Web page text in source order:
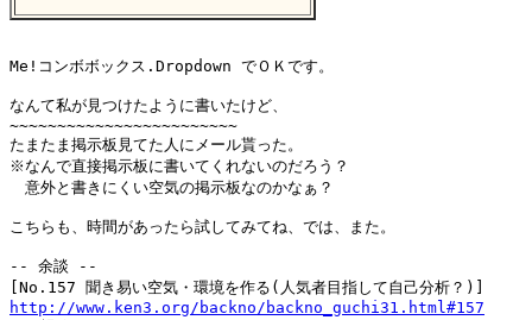
Me!コンボボックス.Dropdown でＯＫです。
なんて私が見つけたように書いたけど、
~~~~~~~~~~~~~~~~~~~~~~~~
たまたま掲示板見てた人にメール貰った。
※なんで直接掲示板に書いてくれないのだろう？
意外と書きにくい空気の掲示板なのかなぁ？
こちらも、時間があったら試してみてね、では、また。
-- 余談 --
http://www.ken3.org/backno/backno_guchi31.html#157